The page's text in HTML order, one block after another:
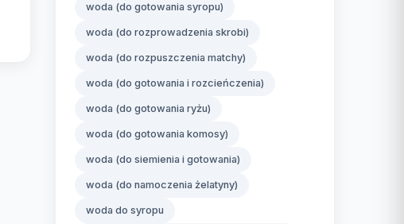
woda (do gotowania syropu)
woda (do rozprowadzenia skrobi)
woda (do rozpuszczenia matchy)
woda (do gotowania i rozcieńczenia)
woda (do gotowania ryżu)
woda (do gotowania komosy)
woda (do siemienia i gotowania)
woda (do namoczenia żelatyny)
woda do syropu